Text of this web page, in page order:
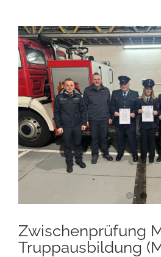
Zeige
grösseres
Bild
Zwischenprüfung
Truppausbildung